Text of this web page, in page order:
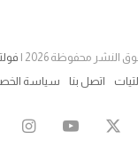
النشر محفوظة 2026 |
اتصل بنا سياسة
‫YouTube